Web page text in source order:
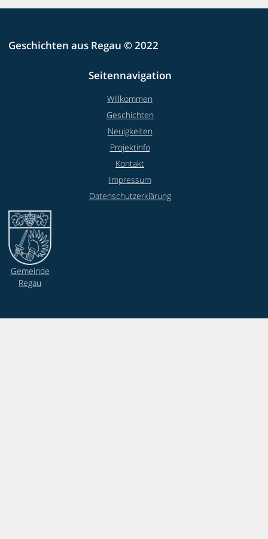
Geschichten aus Regau © 2022
Seitennavigation
Willkommen
Geschichten
Neuigkeiten
Projektinfo
Kontakt
Impressum
Datenschutzerklärung
Gemeinde
Regau